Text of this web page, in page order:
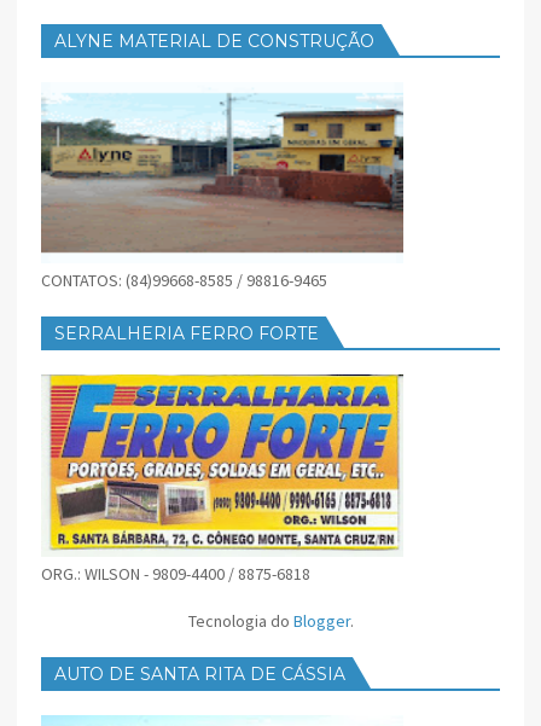
ALYNE MATERIAL DE CONSTRUÇÃO
CONTATOS: (84)99668-8585 / 98816-9465
SERRALHERIA FERRO FORTE
ORG.: WILSON - 9809-4400 / 8875-6818
Tecnologia do Blogger.
AUTO DE SANTA RITA DE CÁSSIA